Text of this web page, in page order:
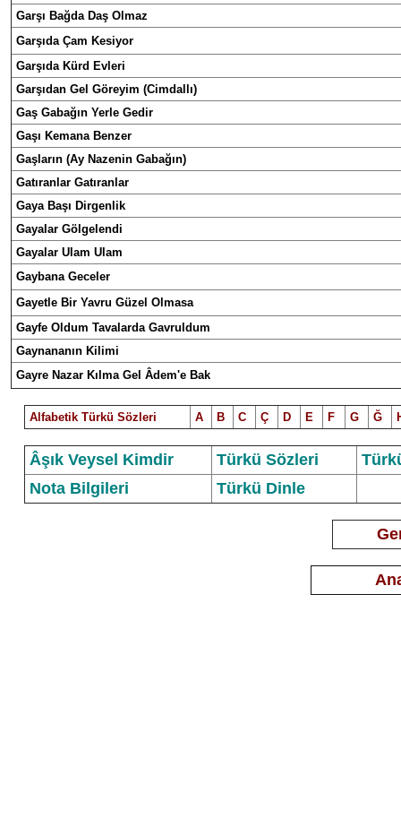
Garşı Bağda Daş Olmaz
Garşıda Çam Kesiyor
Garşıda Kürd Evleri
Garşıdan Gel Göreyim (Cimdallı)
Gaş Gabağın Yerle Gedir
Gaşı Kemana Benzer
Gaşların (Ay Nazenin Gabağın)
Gatıranlar Gatıranlar
Gaya Başı Dirgenlik
Gayalar Gölgelendi
Gayalar Ulam Ulam
Gaybana Geceler
Gayetle Bir Yavru Güzel Olmasa
Gayfe Oldum Tavalarda Gavruldum
Gaynananın Kilimi
Gayre Nazar Kılma Gel Âdem'e Bak
Alfabetik Türkü Sözleri A B C Ç D E F G Ğ
Âşık Veysel Kimdir Türkü Sözleri
Nota Bilgileri
Türkü Dinle